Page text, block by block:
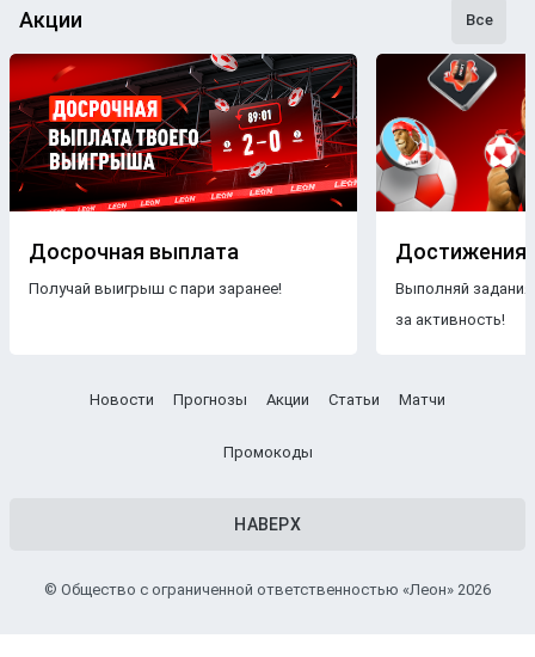
Акции Все
Досрочная выплата
Получай выигрыш с пари заранее!
Достижения
Выполняй
за активность!
Новости Прогнозы Акции Статьи Матчи
Промокоды
НАВЕРХ
© Общество с ограниченной ответственностью «Леон» 2026